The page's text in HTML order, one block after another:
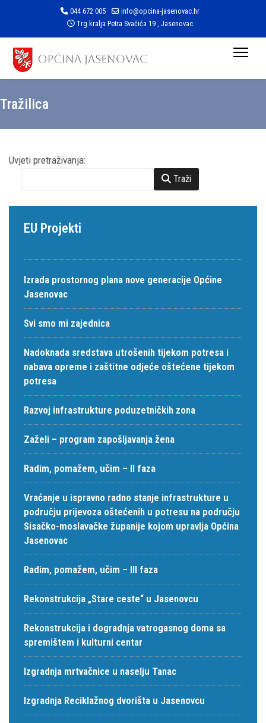
044 672 005
info@opcina-jasenovac.hr
Trg kralja Petra Svačića 19 , Jasenovac
Tražilica
Obrazac za pretraživanje
Uvjeti pretraživanja:
Traži
EU Projekti
Izrada prostornog plana nove generacije Općine
Jasenovac
Svi smo mi zajednica
Nadoknada sredstava utrošenih tijekom potresa i
nabava opreme i zaštitne odjeće oštećene tijekom
potresa
Razvoj infrastrukture poduzetničkih zona
Zaželi – program zapošljavanja žena
Radim, pomažem, učim – II faza
Vraćanje u ispravno radno stanje infrastrukture u
području prijevoza oštećenih u potresu na području
Sisačko-moslavačke županije kojom upravlja Općina
Jasenovac
Radim, pomažem, učim – III faza
Rekonstrukcija „Stare ceste“ u Jasenovcu
Rekonstrukcija i dogradnja vatrogasnog doma sa
spremištem i kulturni centar
Izgradnja mrtvačnice u naselju Tanac
Izgradnja Reciklažnog dvorišta u Jasenovcu